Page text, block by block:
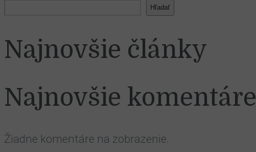
Hľadať
Najnovšie články
Najnovšie komentáre
Žiadne komentáre na zobrazenie.